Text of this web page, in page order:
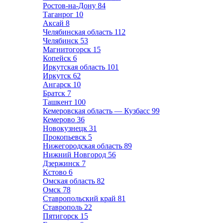
Ростов-на-Дону 84
Таганрог 10
Аксай 8
Челябинская область 112
Челябинск 53
Магнитогорск 15
Копейск 6
Иркутская область 101
Иркутск 62
Ангарск 10
Братск 7
Ташкент 100
Кемеровская область — Кузбасс 99
Кемерово 36
Новокузнецк 31
Прокопьевск 5
Нижегородская область 89
Нижний Новгород 56
Дзержинск 7
Кстово 6
Омская область 82
Омск 78
Ставропольский край 81
Ставрополь 22
Пятигорск 15